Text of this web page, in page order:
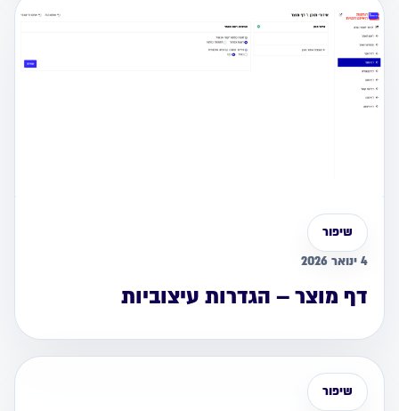
שיפור
4 ינואר 2026
דף מוצר – הגדרות עיצוביות
שיפור